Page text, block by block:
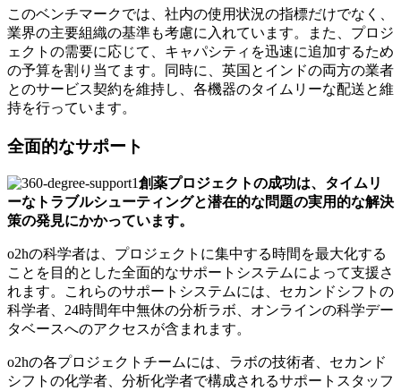
このベンチマークでは、社内の使用状況の指標だけでなく、
業界の主要組織の基準も考慮に入れています。また、プロジ
ェクトの需要に応じて、キャパシティを迅速に追加するため
の予算を割り当てます。同時に、英国とインドの両方の業者
とのサービス契約を維持し、各機器のタイムリーな配送と維
持を行っています。
全面的なサポート
創薬プロジェクトの成功は、タイムリ
ーなトラブルシューティングと潜在的な問題の実用的な解決
策の発見にかかっています。
o2hの科学者は、プロジェクトに集中する時間を最大化する
ことを目的とした全面的なサポートシステムによって支援さ
れます。これらのサポートシステムには、セカンドシフトの
科学者、24時間年中無休の分析ラボ、オンラインの科学デー
タベースへのアクセスが含まれます。
o2hの各プロジェクトチームには、ラボの技術者、セカンド
シフトの化学者、分析化学者で構成されるサポートスタッフ